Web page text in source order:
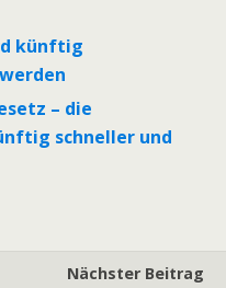
künftig
– die
schneller und
Nächster Beitrag